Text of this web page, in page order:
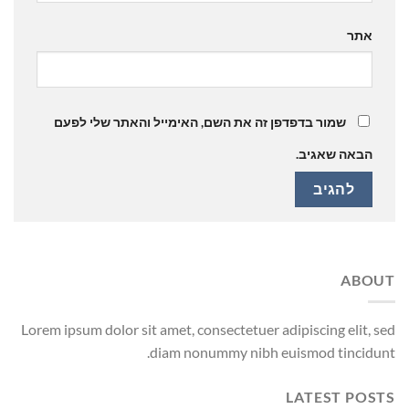
אתר
שמור בדפדפן זה את השם, האימייל והאתר שלי לפעם
הבאה שאגיב.
ABOUT
Lorem ipsum dolor sit amet, consectetuer adipiscing elit, sed
diam nonummy nibh euismod tincidunt.
LATEST POSTS